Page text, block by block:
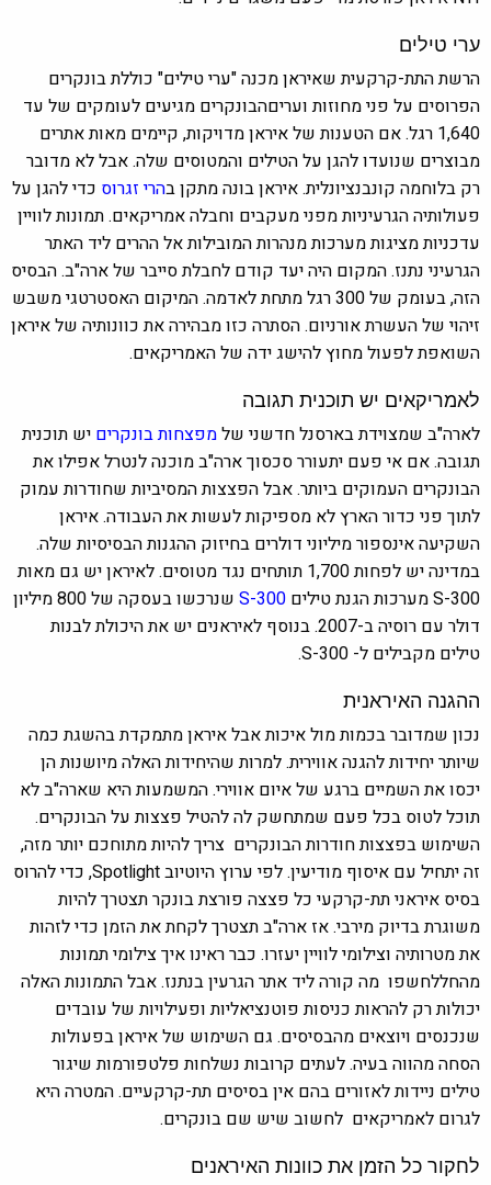
ערי טילים
הרשת התת-קרקעית שאיראן מכנה "ערי טילים" כוללת בונקרים
הפרוסים על פני מחוזות ועריםהבונקרים מגיעים לעומקים של עד
1,640 רגל. אם הטענות של איראן מדויקות, קיימים מאות אתרים
מבוצרים שנועדו להגן על הטילים והמטוסים שלה. אבל לא מדובר
רק בלוחמה קונבנציונלית. איראן בונה מתקן בהרי זגרוסכדי להגן על
פעולותיה הגרעיניות מפני מעקבים וחבלה אמריקאים. תמונות לוויין
עדכניות מציגות מערכות מנהרות המובילות אל ההרים ליד האתר
הגרעיני נתנז. המקום היה יעד קודם לחבלת סייבר של ארה"ב. הבסיס
הזה, בעומק של 300 רגל מתחת לאדמה. המיקום האסטרטגי משבש
זיהוי של העשרת אורניום. הסתרה כזו מבהירה את כוונותיה של איראן
השואפת לפעול מחוץ להישג ידה של האמריקאים.
לאמריקאים יש תוכנית תגובה
לארה"ב שמצוידת בארסנל חדשני שלמפצחות בונקריםיש תוכנית
תגובה. אם אי פעם יתעורר סכסוך ארה"ב מוכנה לנטרל אפילו את
הבונקרים העמוקים ביותר. אבל הפצצות המסיביות שחודרות עמוק
לתוך פני כדור הארץ לא מספיקות לעשות את העבודה. איראן
השקיעה אינספור מיליוני דולרים בחיזוק ההגנות הבסיסיות שלה.
במדינה יש לפחות 1,700 תותחים נגד מטוסים. לאיראן יש גם מאות
S-300 מערכות הגנת טילים
S-300
שנרכשו בעסקה של 800 מיליון
דולר עם רוסיה ב-2007. בנוסף לאיראנים יש את היכולת לבנות
טילים מקבילים ל- S-300.
ההגנה האיראנית
נכון שמדובר בכמות מול איכות אבל איראן מתמקדת בהשגת כמה
שיותר יחידות להגנה אווירית. למרות שהיחידות האלה מיושנות הן
יכסו את השמיים ברגע של איום אווירי. המשמעות היא שארה"ב לא
תוכל לטוס בכל פעם שמתחשק לה להטיל פצצות על הבונקרים.
השימוש בפצצות חודרות הבונקרים צריך להיות מתוחכם יותר מזה,
זה יתחיל עם איסוף מודיעין. לפי ערוץ היוטיוב Spotlight, כדי להרוס
בסיס איראני תת-קרקעי כל פצצה פורצת בונקר תצטרך להיות
משוגרת בדיוק מירבי. אז ארה"ב תצטרך לקחת את הזמן כדי לזהות
את מטרותיה וצילומי לוויין יעזרו. כבר ראינו איך צילומי תמונות
מהחללחשפו מה קורה ליד אתר הגרעין בנתנז. אבל התמונות האלה
יכולות רק להראות כניסות פוטנציאליות ופעילויות של עובדים
שנכנסים ויוצאים מהבסיסים. גם השימוש של איראן בפעולות
הסחה מהווה בעיה. לעתים קרובות נשלחות פלטפורמות שיגור
טילים ניידות לאזורים בהם אין בסיסים תת-קרקעיים. המטרה היא
לגרום לאמריקאים לחשוב שיש שם בונקרים.
לחקור כל הזמן את כוונות האיראנים